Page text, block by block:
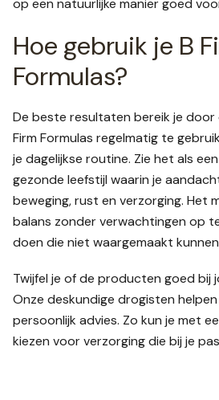
op een natuurlijke manier goed
Hoe gebruik je B
Formulas?
De beste resultaten bereik je
Firm Formulas regelmatig te
je dagelijkse routine. Zie het als
gezonde leefstijl waarin je
beweging, rust en verzorging. Het
balans zonder verwachtingen op
doen die niet waargemaakt
Twijfel je of de producten goed bij
Onze deskundige drogisten
persoonlijk advies. Zo kun je met
kiezen voor verzorging die bij je